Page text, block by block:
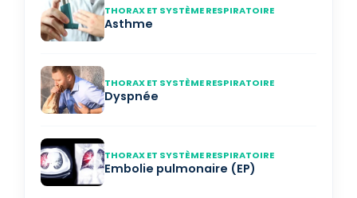
THORAX ET SYSTÈME RESPIRATOIRE
Asthme
THORAX ET SYSTÈME RESPIRATOIRE
Dyspnée
THORAX ET SYSTÈME RESPIRATOIRE
Embolie pulmonaire (EP)